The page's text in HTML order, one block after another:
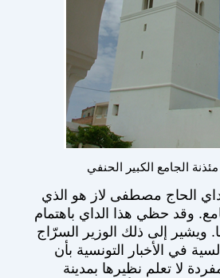
الجامع الكبير الحنفي
الحاج مصطفى لاز هو الذي
وقد حظي هذا الداي باهتمام
ويشير إلى ذلك الوزير السرّاج
في الأخبار التونسية بأن
لا تعلم نظيرها بمدينة